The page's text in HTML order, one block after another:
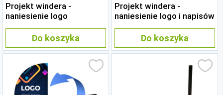
Projekt windera -
naniesienie logo
Do koszyka
Projekt windera -
naniesienie logo i napisów
Do koszyka